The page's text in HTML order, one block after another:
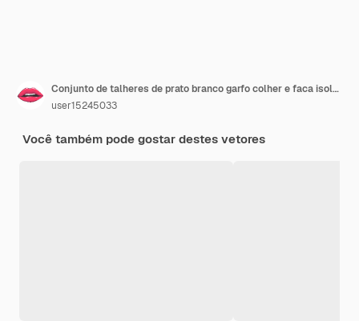
Conjunto de talheres de prato branco garfo colher e faca isolado no branco
user15245033
Você também pode gostar destes vetores